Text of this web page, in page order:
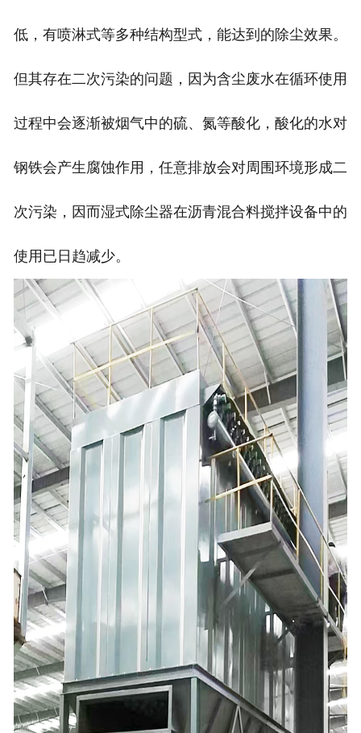
低，有喷淋式等多种结构型式，能达到的除尘效果。
但其存在二次污染的问题，因为含尘废水在循环使用
过程中会逐渐被烟气中的硫、氮等酸化，酸化的水对
钢铁会产生腐蚀作用，任意排放会对周围环境形成二
次污染，因而湿式除尘器在沥青混合料搅拌设备中的
使用已日趋减少。